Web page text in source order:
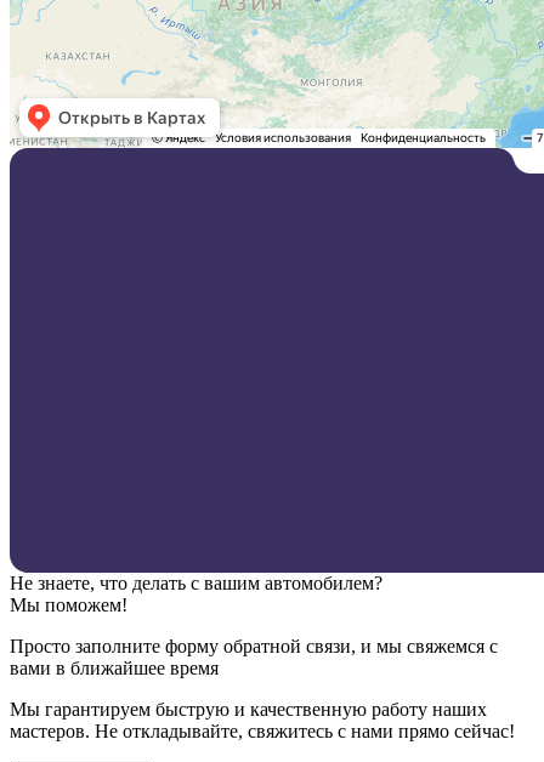
Не знаете, что делать с вашим автомобилем?
Мы поможем!
Просто заполните форму обратной связи, и мы свяжемся с
вами в ближайшее время
Мы гарантируем быструю и качественную работу наших
мастеров. Не откладывайте, свяжитесь с нами прямо сейчас!